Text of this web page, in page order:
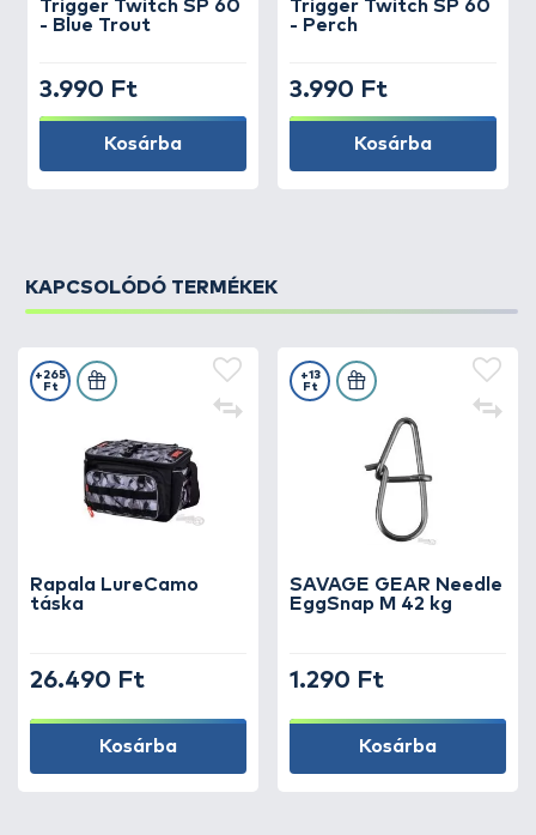
Trigger Twitch SP 60
- Blue Trout
3.990 Ft
Kosárba
Trigger Twitch SP 60
- Perch
3.990 Ft
Kosárba
KAPCSOLÓDÓ TERMÉKEK
Rapala LureCamo
táska
+265
Ft
26.490 Ft
Kosárba
SAVAGE GEAR Needle
EggSnap M 42 kg
+13
Ft
1.290 Ft
Kosárba